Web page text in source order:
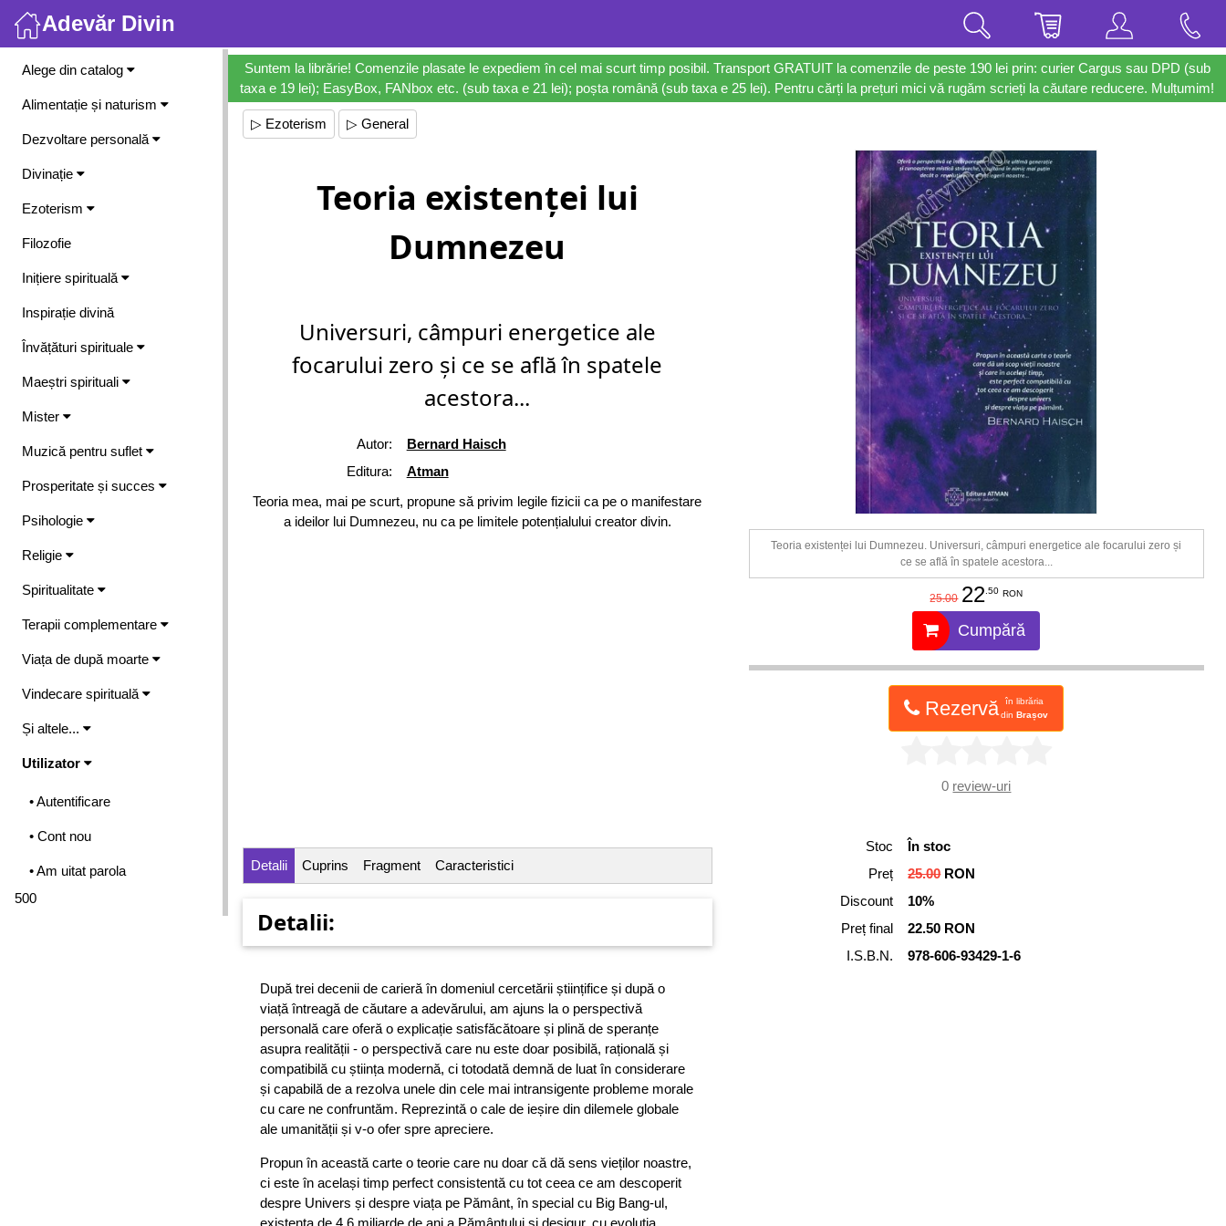
Adevăr Divin
Meniu
Alege din catalog
Alimentație și naturism
Dezvoltare personală
Divinație
Ezoterism
Filozofie
Inițiere spirituală
Inspirație divină
Învățături spirituale
Maeștri spirituali
Mister
Muzică pentru suflet
Prosperitate și succes
Psihologie
Religie
Spiritualitate
Terapii complementare
Viața de după moarte
Vindecare spirituală
Și altele...
Utilizator
• Autentificare
• Cont nou
• Am uitat parola
500
Suntem la librărie! Comenzile plasate le expediem în cel mai scurt timp posibil. Transport GRATUIT la comenzile de peste 190 lei prin: curier Cargus sau DPD (sub
taxa e 19 lei); EasyBox, FANbox etc. (sub taxa e 21 lei); poșta română (sub taxa e 25 lei). Pentru cărți la prețuri mici vă rugăm scrieți la căutare reducere. Mulțumim!
▷ Ezoterism ▷ General
Teoria existenței lui
Dumnezeu
Universuri, câmpuri energetice ale
focarului zero și ce se află în spatele
acestora...
Autor:
Bernard Haisch
Editura:
Atman
Teoria mea, mai pe scurt, propune să privim legile fizicii ca pe o manifestare
a ideilor lui Dumnezeu, nu ca pe limitele potențialului creator divin.
Teoria existenței lui Dumnezeu. Universuri, câmpuri energetice ale focarului zero și
ce se află în spatele acestora...
25.00 22 .50 RON
Cumpără
Rezervă
în librăria
dinBrașov
0 review-uri
Detalii Cuprins Fragment Caracteristici
Detalii:
După trei decenii de carieră în domeniul cercetării științifice și după o
viață întreagă de căutare a adevărului, am ajuns la o perspectivă
personală care oferă o explicație satisfăcătoare și plină de speranțe
asupra realității - o perspectivă care nu este doar posibilă, rațională și
compatibilă cu știința modernă, ci totodată demnă de luat în considerare
și capabilă de a rezolva unele din cele mai intransigente probleme morale
cu care ne confruntăm. Reprezintă o cale de ieșire din dilemele globale
ale umanității și v-o ofer spre apreciere.
Propun în această carte o teorie care nu doar că dă sens vieților noastre,
ci este în același timp perfect consistentă cu tot ceea ce am descoperit
despre Univers și despre viața pe Pământ, în special cu Big Bang-ul,
Stoc
În stoc
Preț
25.00RON
Discount
10%
Preț final
22.50 RON
I.S.B.N.
978-606-93429-1-6